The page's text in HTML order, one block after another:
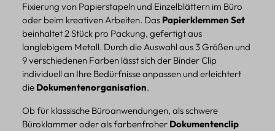
Fixierung von Papierstapeln und Einzelblättern im Büro
oder beim kreativen Arbeiten. Das Papierklemmen Set
beinhaltet 2 Stück pro Packung, gefertigt aus
langlebigem Metall. Durch die Auswahl aus 3 Größen und
9 verschiedenen Farben lässt sich der Binder Clip
individuell an Ihre Bedürfnisse anpassen und erleichtert
die Dokumentenorganisation.
Ob für klassische Büroanwendungen, als schwere
Büroklammer oder als farbenfroher Dokumentenclip